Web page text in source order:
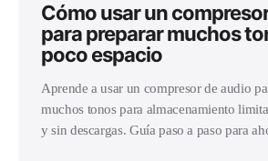
Cómo usar un
para preparar muchos
poco espacio
Aprende a usar un compresor de audio
muchos tonos para almacenamiento
y sin descargas. Guía paso a paso para